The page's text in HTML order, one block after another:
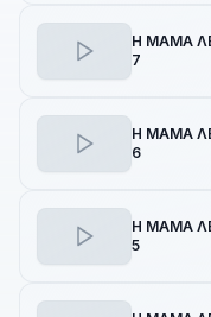
Η ΜΑΜΑ
7
Η ΜΑΜΑ
6
Η ΜΑΜΑ
5